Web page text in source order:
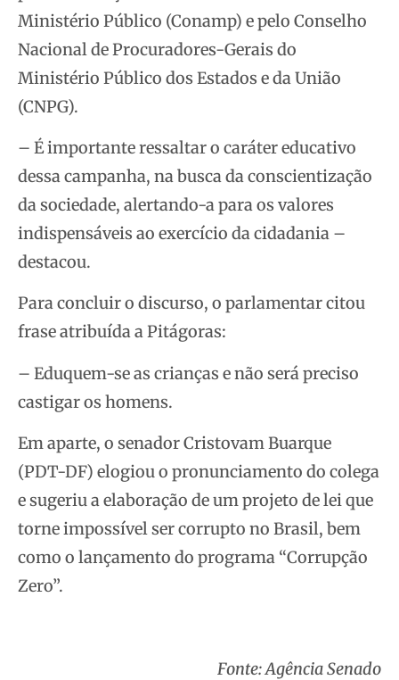
Ministério Público (Conamp) e pelo Conselho
Nacional de Procuradores-Gerais do
Ministério Público dos Estados e da União
(CNPG).
– É importante ressaltar o caráter educativo
dessa campanha, na busca da conscientização
da sociedade, alertando-a para os valores
indispensáveis ao exercício da cidadania –
destacou.
Para concluir o discurso, o parlamentar citou
frase atribuída a Pitágoras:
– Eduquem-se as crianças e não será preciso
castigar os homens.
Em aparte, o senador Cristovam Buarque
(PDT-DF) elogiou o pronunciamento do colega
e sugeriu a elaboração de um projeto de lei que
torne impossível ser corrupto no Brasil, bem
como o lançamento do programa “Corrupção
Zero”.
Fonte: Agência Senado